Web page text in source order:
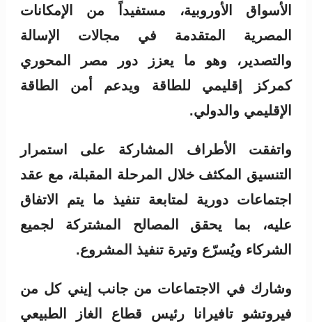
الأسواق الأوروبية، مستفيداً من الإمكانات
المصرية المتقدمة في مجالات الإسالة
والتصدير، وهو ما يعزز دور مصر المحوري
كمركز إقليمي للطاقة ويدعم أمن الطاقة
الإقليمي والدولي.
واتفقت الأطراف المشاركة على استمرار
التنسيق المكثف خلال المرحلة المقبلة، مع عقد
اجتماعات دورية لمتابعة تنفيذ ما يتم الاتفاق
عليه، بما يحقق المصالح المشتركة لجميع
الشركاء ويُسرّع وتيرة تنفيذ المشروع.
وشارك في الاجتماعات من جانب إيني كل من
فيروتشو تافيرانا رئيس قطاع الغاز الطبيعي